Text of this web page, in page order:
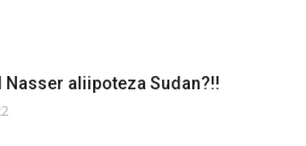
Nasser aliipoteza Sudan?!!